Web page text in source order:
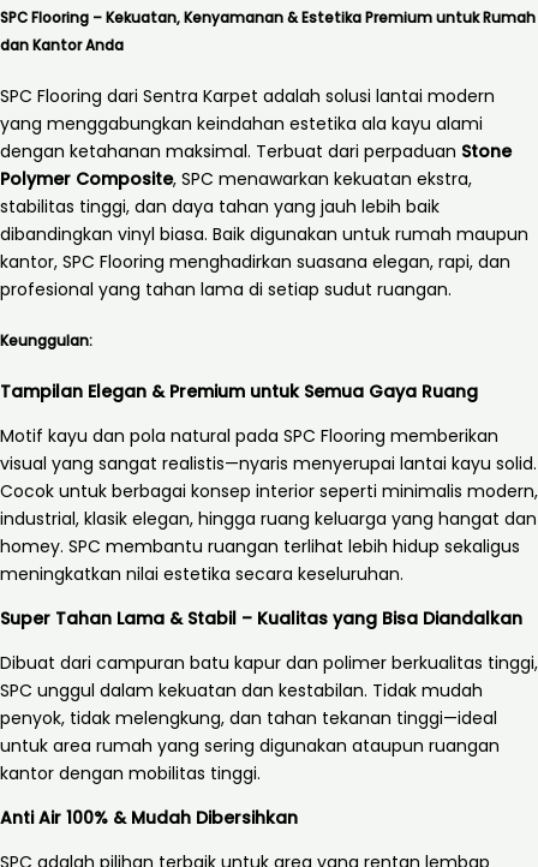
SPC Flooring – Kekuatan, Kenyamanan & Estetika Premium untuk Rumah
dan Kantor Anda
SPC Flooring dari Sentra Karpet adalah solusi lantai modern
yang menggabungkan keindahan estetika ala kayu alami
dengan ketahanan maksimal. Terbuat dari perpaduan Stone
Polymer Composite, SPC menawarkan kekuatan ekstra,
stabilitas tinggi, dan daya tahan yang jauh lebih baik
dibandingkan vinyl biasa. Baik digunakan untuk rumah maupun
kantor, SPC Flooring menghadirkan suasana elegan, rapi, dan
profesional yang tahan lama di setiap sudut ruangan.
Keunggulan:
Tampilan Elegan & Premium untuk Semua Gaya Ruang
Motif kayu dan pola natural pada SPC Flooring memberikan
visual yang sangat realistis—nyaris menyerupai lantai kayu solid.
Cocok untuk berbagai konsep interior seperti minimalis modern,
industrial, klasik elegan, hingga ruang keluarga yang hangat dan
homey. SPC membantu ruangan terlihat lebih hidup sekaligus
meningkatkan nilai estetika secara keseluruhan.
Super Tahan Lama & Stabil – Kualitas yang Bisa Diandalkan
Dibuat dari campuran batu kapur dan polimer berkualitas tinggi,
SPC unggul dalam kekuatan dan kestabilan. Tidak mudah
penyok, tidak melengkung, dan tahan tekanan tinggi—ideal
untuk area rumah yang sering digunakan ataupun ruangan
kantor dengan mobilitas tinggi.
Anti Air 100% & Mudah Dibersihkan